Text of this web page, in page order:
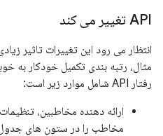
API تغییر می کند
مثال، رتبه بندی تکمیل خودکار به
رفتار API شامل موارد زیر است:
ارائه دهنده مخاطبین، تنظیمات
مخاطب را در ستون های